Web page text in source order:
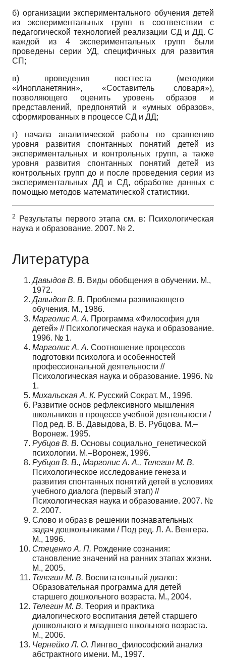
б) организации экспериментального обучения детей
из экспериментальных групп в соответствии с
педагогической технологией реализации СД и ДД. С
каждой из 4 экспериментальных групп были
проведены серии УД, специфичных для развития
СП;
в) проведения посттеста (методики
«Инопланетянин», «Составитель словаря»),
позволяющего оценить уровень образов и
представлений, предпонятий и «умных образов»,
сформированных в процессе СД и ДД;
г) начала аналитической работы по сравнению
уровня развития спонтанных понятий детей из
экспериментальных и контрольных групп, а также
уровня развития спонтанных понятий детей из
контрольных групп до и после проведения серии из
экспериментальных ДД и СД, обработке данных с
помощью методов математической статистики.
2
Результаты первого этапа см. в: Психологическая
наука и образование. 2007. № 2.
Литература
Давыдов В. В. Виды обобщения в обучении. М.,
1972.
Давыдов В. В. Проблемы развивающего
обучения. М., 1986.
Марголис А. А. Программа «Философия для
детей» // Психологическая наука и образование.
1996. № 1.
Марголис А. А. Соотношение процессов
подготовки психолога и особенностей
профессиональной деятельности //
Психологическая наука и образование. 1996. №
1.
Михальская А. К. Русский Сократ. М., 1996.
Развитие основ рефлексивного мышления
школьников в процессе учебной деятельности /
Под ред. В. В. Давыдова, В. В. Рубцова. М.–
Воронеж. 1995.
Рубцов В. В. Основы социально_генетической
психологии. М.–Воронеж, 1996.
Рубцов В. В., Марголис А. А., Телегин М. В.
Психологическое исследование генеза и
развития спонтанных понятий детей в условиях
учебного диалога (первый этап) //
Психологическая наука и образование. 2007. №
2. 2007.
Слово и образ в решении познавательных
задач дошкольниками / Под ред. Л. А. Венгера.
М., 1996.
Стеценко А. П. Рождение сознания:
становление значений на ранних этапах жизни.
М., 2005.
Телегин М. В. Воспитательный диалог:
Образовательная программа для детей
старшего дошкольного возраста. М., 2004.
Телегин М. В. Теория и практика
диалогического воспитания детей старшего
дошкольного и младшего школьного возраста.
М., 2006.
Чернейко Л. О. Лингво_философский анализ
абстрактного имени. М., 1997.